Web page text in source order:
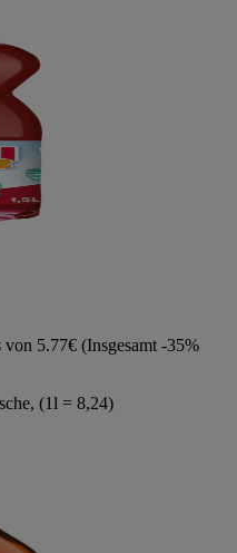
von 5.77€ (Insgesamt -35%
(1l = 8,24)